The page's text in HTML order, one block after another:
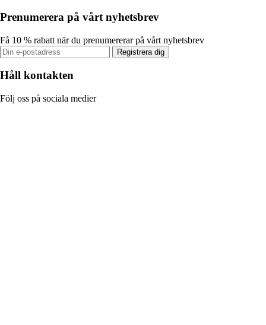
Prenumerera på vårt nyhetsbrev
Få 10 % rabatt när du prenumererar på vårt nyhetsbrev
Registrera dig
Håll kontakten
Följ oss på sociala medier